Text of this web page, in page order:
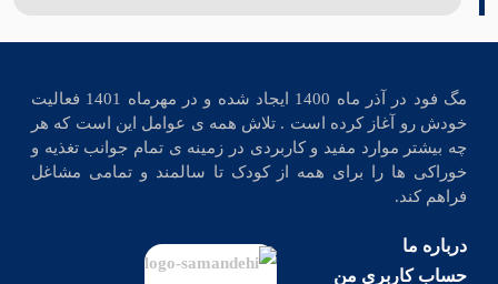
مگ فود در آذر ماه 1400 ایجاد شده و در مهرماه 1401 فعالیت
خودش رو آغاز کرده است . تلاش همه ی عوامل این است که هر
چه بیشتر موارد مفید و کاربردی در زمینه ی تمام جوانب تغذیه و
خوراکی ها را برای همه از کودک تا سالمند و تمامی مشاغل
فراهم کند.
درباره ما
حساب کاربری من